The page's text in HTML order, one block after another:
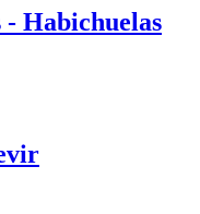
- Habichuelas